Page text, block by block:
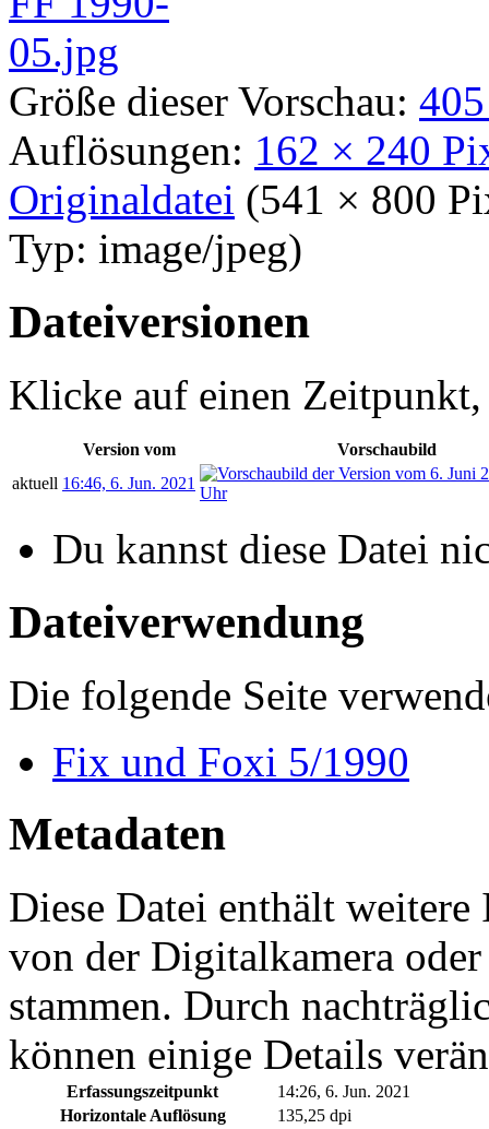
Größe dieser Vorschau:
Auflösungen: 162 × 240
Originaldatei (541 × 800
Typ: image/jpeg)
Dateiversionen
Klicke auf einen Zeitpunkt,
Version vom
Vorschaubild
aktuell 16:46, 6. Jun. 2021
Du kannst diese Datei
Dateiverwendung
Die folgende Seite
Fix und Foxi 5/1990
Metadaten
Diese Datei enthält
von der Digitalkamera
stammen. Durch
können einige Details
Erfassungszeitpunkt
14:26, 6. Jun. 2021
Horizontale Auflösung
135,25 dpi